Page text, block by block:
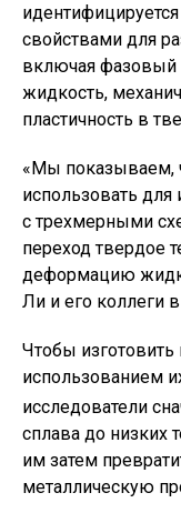
свойствами для
включая фазовый
жидкость,
пластичность в
«Мы показываем,
использовать для
с трехмерными
переход твердое
деформацию
Ли и его коллеги
Чтобы
использованием
исследователи
сплава до низких
им затем
металлическую